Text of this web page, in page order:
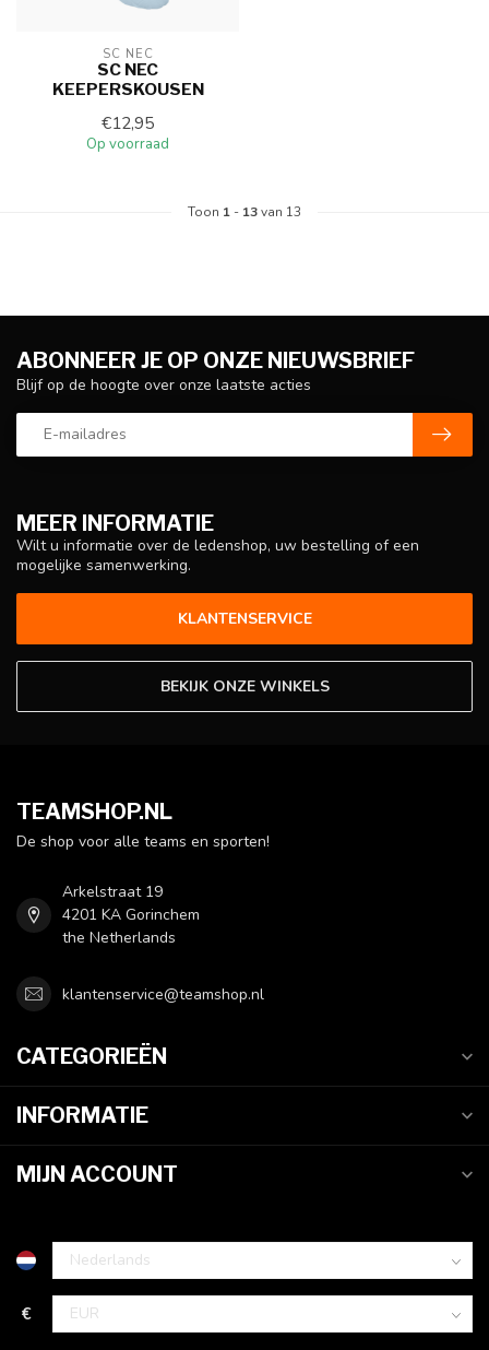
SC NEC
SC NEC
KEEPERSKOUSEN
€12,95
Op voorraad
Toon 1 - 13van 13
MEER INFORMATIE
Wilt u informatie over de ledenshop, uw bestelling of een
mogelijke samenwerking.
KLANTENSERVICE
BEKIJK ONZE WINKELS
ABONNEER JE OP ONZE NIEUWSBRIEF
Blijf op de hoogte over onze laatste acties
TEAMSHOP.NL
De shop voor alle teams en sporten!
Arkelstraat 19
4201 KA Gorinchem
the Netherlands
klantenservice@teamshop.nl
CATEGORIEËN
INFORMATIE
MIJN ACCOUNT
€